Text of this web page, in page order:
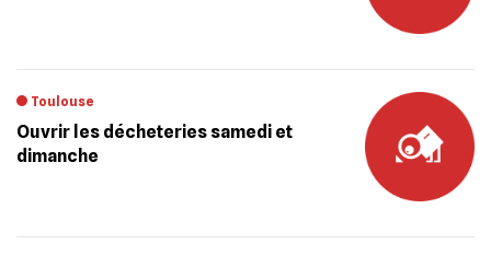
Toulouse
Ouvrir les décheteries samedi et
dimanche